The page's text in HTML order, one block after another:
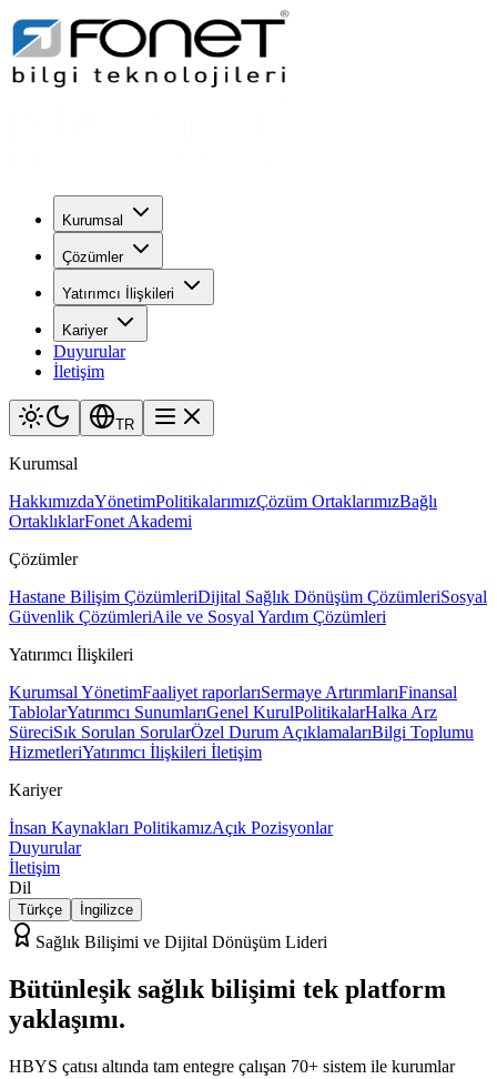
Kurumsal
Çözümler
Yatırımcı İlişkileri
Kariyer
Duyurular
İletişim
TR
Kurumsal
HakkımızdaYönetimPolitikalarımızÇözüm OrtaklarımızBağlı
OrtaklıklarFonet Akademi
Çözümler
Hastane Bilişim ÇözümleriDijital Sağlık Dönüşüm ÇözümleriSosyal
Güvenlik ÇözümleriAile ve Sosyal Yardım Çözümleri
Yatırımcı İlişkileri
Kurumsal YönetimFaaliyet raporlarıSermaye ArtırımlarıFinansal
TablolarYatırımcı SunumlarıGenel KurulPolitikalarHalka Arz
SüreciSık Sorulan SorularÖzel Durum AçıklamalarıBilgi Toplumu
HizmetleriYatırımcı İlişkileri İletişim
Kariyer
İnsan Kaynakları PolitikamızAçık Pozisyonlar
Duyurular
İletişim
Dil
Türkçe İngilizce
Sağlık Bilişimi ve Dijital Dönüşüm Lideri
Bütünleşik sağlık bilişimi tek platform
yaklaşımı.
HBYS çatısı altında tam entegre çalışan 70+ sistem ile kurumlar